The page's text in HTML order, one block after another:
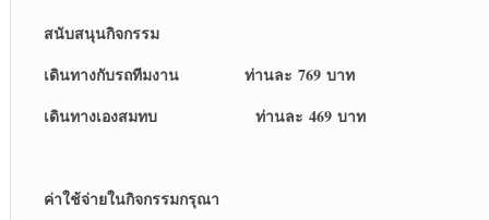
สนับสนุนกิจกรรม
เดินทางกับรถทีมงาน ท่านละ 769 บาท
เดินทางเองสมทบ ท่านละ 469 บาท
ค่าใช้จ่ายในกิจกรรมกรุณา